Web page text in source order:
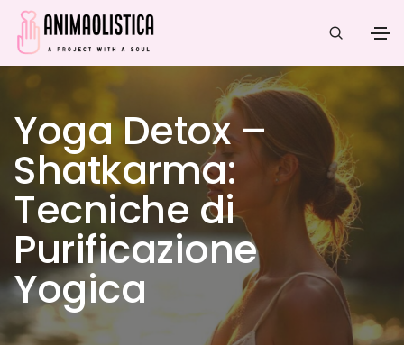
Yoga Detox –
Shatkarma:
Tecniche di
Purificazione
Yogica